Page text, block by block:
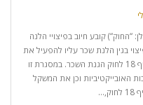
לחוק הגנת השכר תשי”ח-1958 (להלן: “החוק“) קובע חיוב בפיצויי הלנה
בגין הלנת שכר עליו להפעיל את
שיקול דעתו בשאלת התקיימות הנסיבות בסעיף 18 לחוק הגנת השכר. במסגרת זו
האובייקטיביות וכן את המשקל